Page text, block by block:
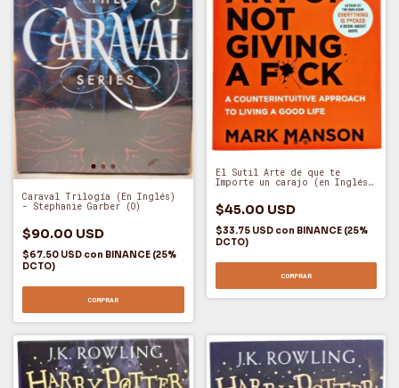
Caraval Trilogía (En Inglés)
- Stephanie Garber (O)
$90.00 USD
$67.50 USD con BINANCE (25%
DCTO)
COMPRAR
El Sutil Arte de que te
Importe un carajo (en Inglés)
$45.00 USD
$33.75 USD con BINANCE (25%
DCTO)
COMPRAR